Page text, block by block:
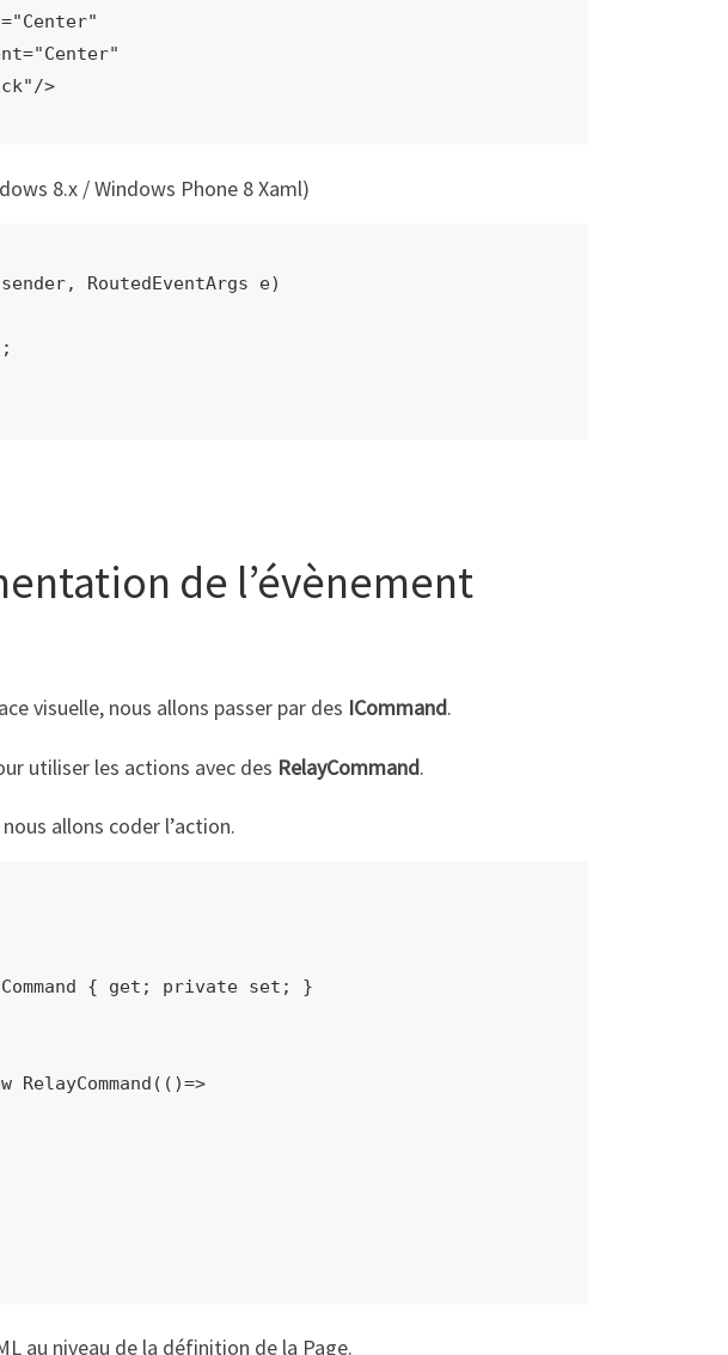
>
8.x / Windows Phone 8 Xaml)
RoutedEventArgs e)
de l’évènement
visuelle, nous allons passer par des ICommand.
utiliser les actions avec des RelayCommand.
allons coder l’action.
au niveau de la définition de la Page.